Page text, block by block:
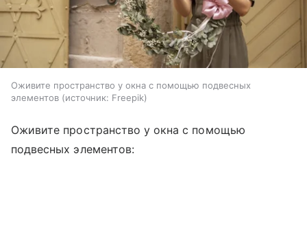
Оживите пространство у окна с помощью подвесных
элементов
источник: Freepik
Оживите пространство у окна с помощью
подвесных элементов: